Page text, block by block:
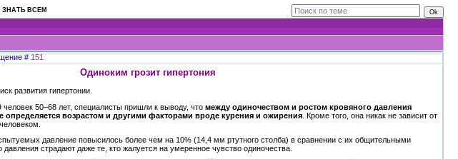
ЗНАТЬ ВСЕМ
# 151
Одиноким грозит гипертония
развития гипертонии.
50–68 лет, специалисты пришли к выводу, что между одиночеством и ростом кровяного давления
определяется возрастом и другими факторами вроде курения и ожирения . Кроме того, она никак не зависит от
давление повысилось более чем на 10% (14,4 мм ртутного столба) в сравнении с их общительными
страдают даже те, кто жалуется на умеренное чувство одиночества.